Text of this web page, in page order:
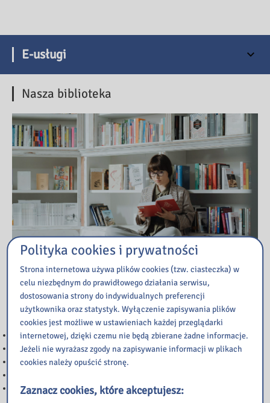
E-usługi
Nasza biblioteka
Przeczytaj
WAŻNA INFORMACJA
Ważna informacja
NOC BIBLIOTEK
Przerwy w dostępie do katalogu Integro
Polityka cookies i prywatności
Strona internetowa używa plików cookies (tzw. ciasteczka) w
celu niezbędnym do prawidłowego działania serwisu,
dostosowania strony do indywidualnych preferencji
użytkownika oraz statystyk. Wyłączenie zapisywania plików
cookies jest możliwe w ustawieniach każdej przeglądarki
internetowej, dzięki czemu nie będą zbierane żadne informacje.
Jeżeli nie wyrażasz zgody na zapisywanie informacji w plikach
cookies należy opuścić stronę.
Zaznacz cookies, które akceptujesz: